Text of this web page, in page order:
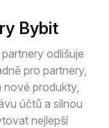
Bybit
odlišuje
pro partnery,
produkty,
účtů a silnou
nejlepší